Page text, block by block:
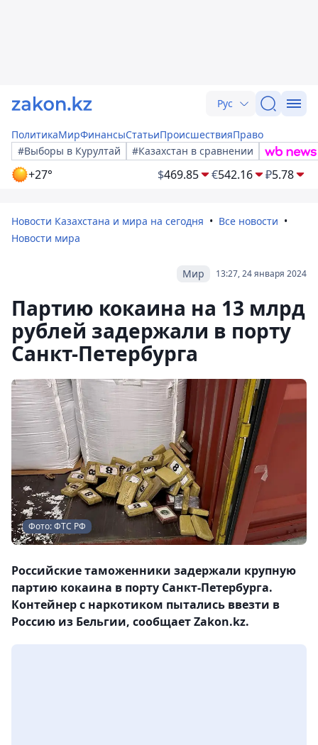
Рус
ПолитикаМирФинансыСтатьиПроисшествияПраво
#Выборы в Курултай
#Казахстан в сравнении
+27° $469.85 €542.16 ₽5.78
Новости Казахстана и мира на сегодня
Все новости
Новости мира
13:27, 24 января 2024
Мир
Партию кокаина на 13 млрд
рублей задержали в порту
Санкт-Петербурга
Фото: ФТС РФ
Российские таможенники задержали крупную
партию кокаина в порту Санкт-Петербурга.
Контейнер с наркотиком пытались ввезти в
Россию из Бельгии, сообщает Zakon.kz.